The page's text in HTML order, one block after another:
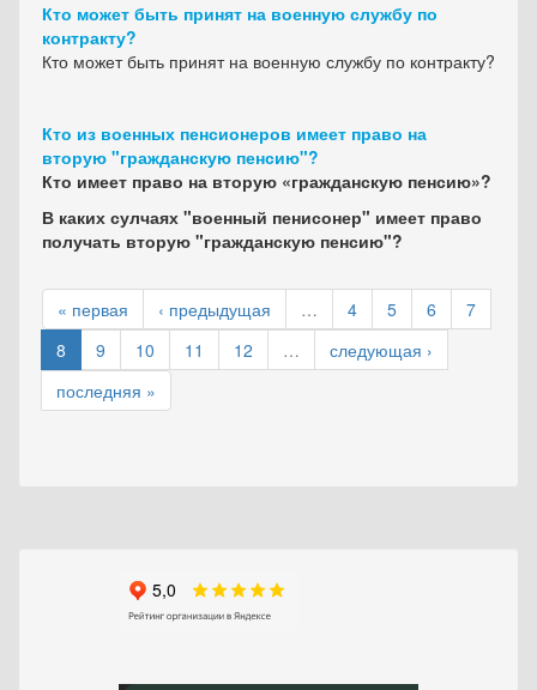
Кто может быть принят на военную службу по
контракту?
Кто может быть принят на военную службу по контракту?
Кто из военных пенсионеров имеет право на
вторую "гражданскую пенсию"?
Кто имеет право на вторую «гражданскую пенсию»?
В каких сулчаях "военный пенисонер" имеет право
получать вторую "гражданскую пенсию"?
« первая ‹ предыдущая … 4 5 6
7
8
9 10 11 12 …
следующая ›
последняя »